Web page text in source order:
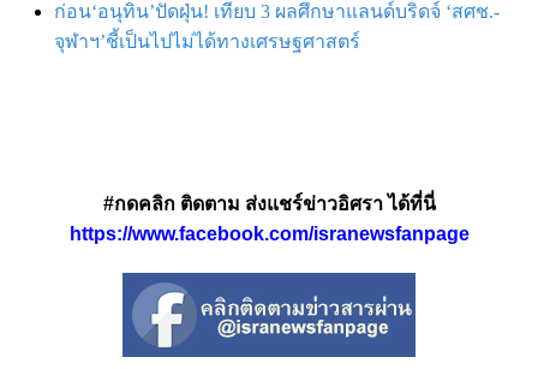
ก่อน‘อนุทิน’ปัดฝุ่น! เทียบ 3 ผลศึกษาแลนด์บริดจ์ ‘สศช.-
จุฬาฯ’ชี้เป็นไปไม่ได้ทางเศรษฐศาสตร์
#กดคลิก ติดตาม ส่งแชร์ข่าวอิศรา ได้ที่นี่
https://www.facebook.com/isranewsfanpage